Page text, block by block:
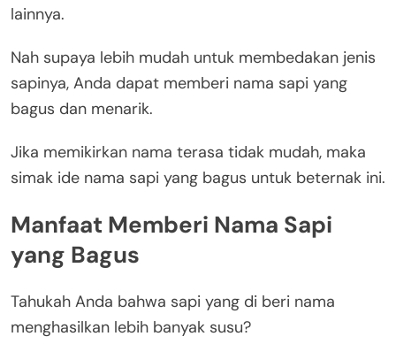
lainnya.
Nah supaya lebih mudah untuk membedakan jenis
sapinya, Anda dapat memberi nama sapi yang
bagus dan menarik.
Jika memikirkan nama terasa tidak mudah, maka
simak ide nama sapi yang bagus untuk beternak ini.
Manfaat Memberi Nama Sapi
yang Bagus
Tahukah Anda bahwa sapi yang di beri nama
menghasilkan lebih banyak susu?